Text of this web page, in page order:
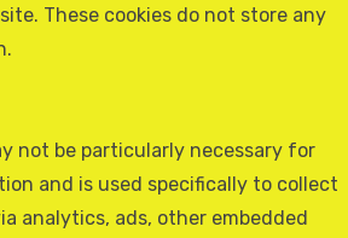
These cookies do not store any
not be particularly necessary for
and is used specifically to collect
analytics, ads, other embedded